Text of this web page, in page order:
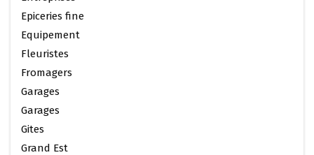
Epiceries fine
Equipement
Fleuristes
Fromagers
Garages
Garages
Gites
Grand Est